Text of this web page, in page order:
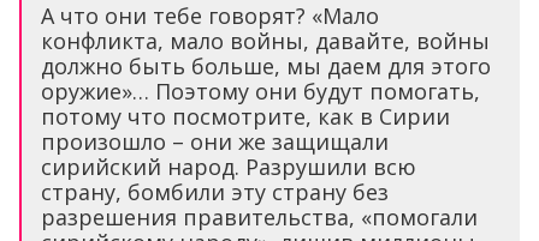
А что они тебе говорят? «Мало
конфликта, мало войны, давайте, войны
должно быть больше, мы даем для этого
оружие»… Поэтому они будут помогать,
потому что посмотрите, как в Сирии
произошло – они же защищали
сирийский народ. Разрушили всю
страну, бомбили эту страну без
разрешения правительства, «помогали